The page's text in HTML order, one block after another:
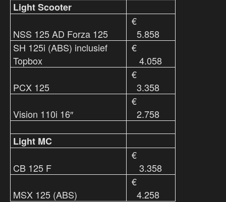
Light Scooter
NSS 125 AD Forza 125
€
5.858
SH 125i (ABS) inclusief
Topbox
€
4.058
PCX 125
€
3.358
Vision 110i 16″
€
2.758
Light MC
CB 125 F
€
3.358
MSX 125 (ABS)
€
4.258